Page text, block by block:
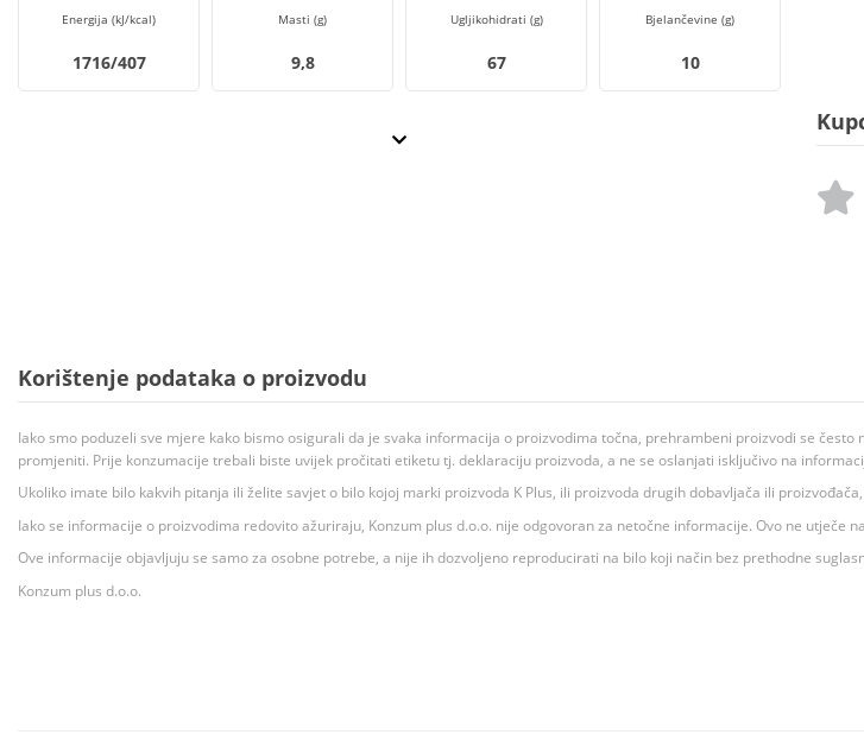
Energija (kJ/kcal)
1716/407
Masti (g)
9,8
Ugljikohidrati (g)
67
Bjelančevine (g)
10
Korištenje podataka o proizvodu
Iako smo poduzeli sve mjere kako bismo osigurali da je svaka informacija o proizvodima točna, prehrambeni proizvodi se
promjeniti. Prije konzumacije trebali biste uvijek pročitati etiketu tj. deklaraciju proizvoda, a ne se oslanjati isključivo na
Ukoliko imate bilo kakvih pitanja ili želite savjet o bilo kojoj marki proizvoda K Plus, ili proizvoda drugih dobavljača ili
Iako se informacije o proizvodima redovito ažuriraju, Konzum plus d.o.o. nije odgovoran za netočne informacije. Ovo ne utječe
Ove informacije objavljuju se samo za osobne potrebe, a nije ih dozvoljeno reproducirati na bilo koji način bez prethodne
Konzum plus d.o.o.